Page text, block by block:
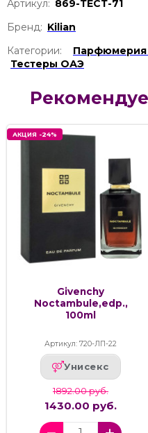
Артикул: 869-ТЕСТ-71
Бренд: Kilian
Категории:
Парфюмерия
Тестеры ОАЭ
АКЦИЯ -24%
Givenchy
Noctambule,edp.,
100ml
Артикул: 720-ЛП-22
Унисекс
1892.00 руб.
1430.00 руб.